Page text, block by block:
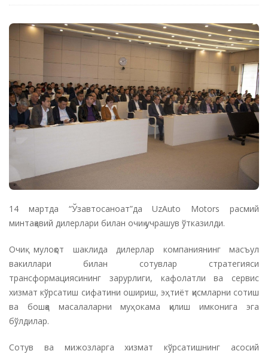
14 мартда “Ўзавтосаноат”да UzAuto Motors расмий
минтақавий дилерлари билан очиқ учрашув ўтказилди.
Очиқ мулоқот шаклида дилерлар компаниянинг масъул
вакиллари билан сотувлар стратегияси
трансформациясининг зарурлиги, кафолатли ва сервис
хизмат кўрсатиш сифатини ошириш, эҳтиёт қисмларни сотиш
ва бошқа масалаларни муҳокама қилиш имконига эга
бўлдилар.
Сотув ва мижозларга хизмат кўрсатишнинг асосий